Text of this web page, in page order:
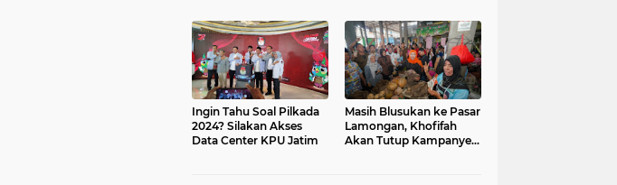
Ingin Tahu Soal Pilkada
2024? Silakan Akses
Data Center KPU Jatim
Masih Blusukan ke Pasar
Lamongan, Khofifah
Akan Tutup Kampanye